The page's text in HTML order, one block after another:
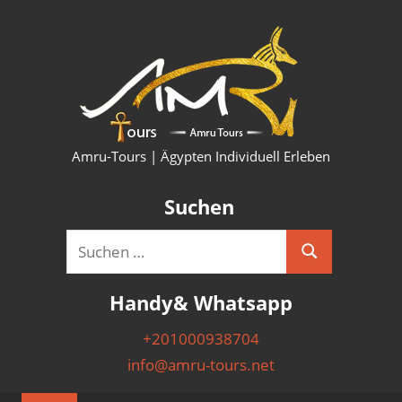
&
Amru-Tours | Ägypten Individuell Erleben
Suchen
Suchen
nach:
Suchen
Handy& Whatsapp
+201000938704
info@amru-tours.net